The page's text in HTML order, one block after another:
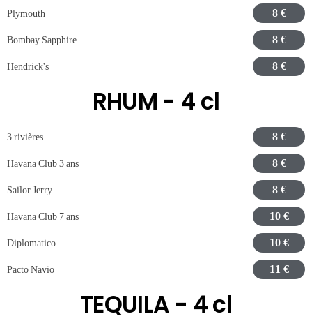
Plymouth 8 €
Bombay Sapphire 8 €
Hendrick's 8 €
RHUM - 4 cl
3 rivières 8 €
Havana Club 3 ans 8 €
Sailor Jerry 8 €
Havana Club 7 ans 10 €
Diplomatico 10 €
Pacto Navio 11 €
TEQUILA - 4 cl